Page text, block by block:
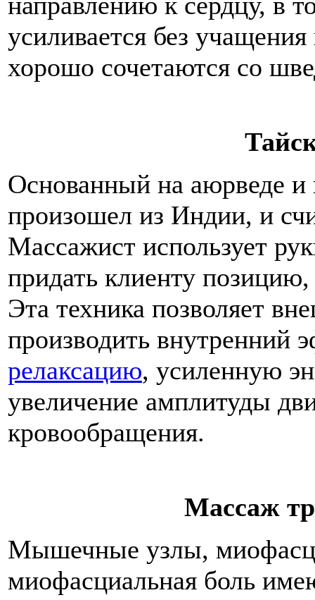
усиливается без
хорошо сочетаются со
Основанный на аюрведе и
произошел из Индии, и
Массажист использует
придать клиенту позицию,
Эта техника позволяет
производить внутренний
релаксацию, усиленную
увеличение амплитуды
кровообращения.
Массаж
Мышечные узлы,
миофасциальная боль